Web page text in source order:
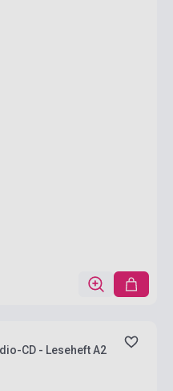
CD - Leseheft A2